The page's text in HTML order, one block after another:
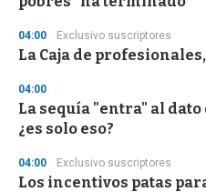
04:00 Exclusivo suscriptores
La Caja de
04:00
La sequía "entra" al
¿es solo eso?
04:00 Exclusivo suscriptores
Los incentivos patas